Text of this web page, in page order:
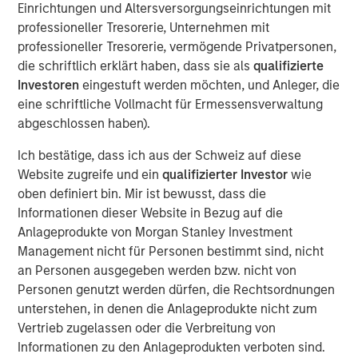
Einrichtungen und Altersversorgungseinrichtungen mit
professioneller Tresorerie, Unternehmen mit
professioneller Tresorerie, vermögende Privatpersonen,
die schriftlich erklärt haben, dass sie alsqualifizierte
Investoren eingestuft werden möchten, und Anleger, die
eine schriftliche Vollmacht für Ermessensverwaltung
abgeschlossen haben).
Ich bestätige, dass ich aus der Schweiz auf diese
Website zugreife und ein qualifizierter Investor wie
oben definiert bin. Mir ist bewusst, dass die
Informationen dieser Website in Bezug auf die
Anlageprodukte von Morgan Stanley Investment
Management nicht für Personen bestimmt sind, nicht
an Personen ausgegeben werden bzw. nicht von
Personen genutzt werden dürfen, die Rechtsordnungen
unterstehen, in denen die Anlageprodukte nicht zum
Vertrieb zugelassen oder die Verbreitung von
Informationen zu den Anlageprodukten verboten sind.
both long and short in publicly traded equities and equity-
related instruments. Compared to their long-only
counterparts, long-short strategies are designed to have
lower sensitivity to equity market movements, as
measured by beta, volatility and drawdowns. When
included as part of a broadly diversified portfolio, such
strategies have the potential to: (1) generate profits from
of risk mitigation, or hedge, when markets decline
because gains on short positions will dampen losses on
long positions.
“What is shorting? Short selling involves
borrowing shares and selling them at a
certain price on the assumption that the
price will decline, allowing the seller to
buy shares back at a lower price and
return them to the owner. Short selling is
only profitable when share prices